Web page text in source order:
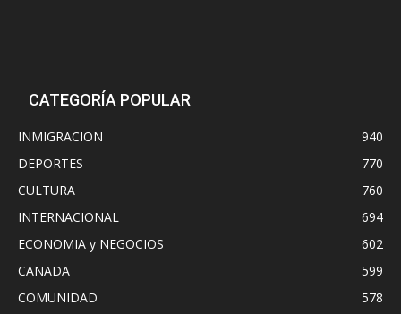
CATEGORÍA POPULAR
INMIGRACION
940
DEPORTES
770
CULTURA
760
INTERNACIONAL
694
ECONOMIA y NEGOCIOS
602
CANADA
599
COMUNIDAD
578